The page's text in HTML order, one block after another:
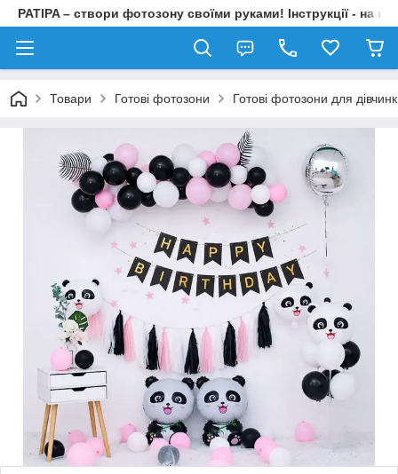
PATIPA – створи фотозону своїми руками! Інструкції - на
Товари Готові фотозони Готові фотозони для